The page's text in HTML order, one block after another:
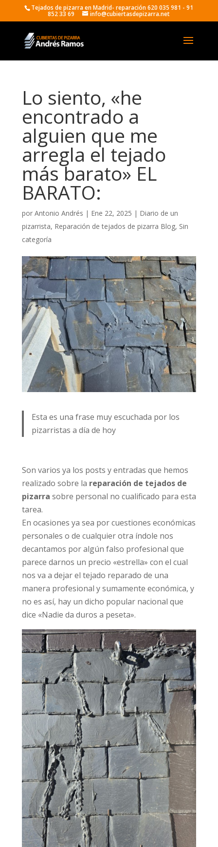
Tejados de pizarra en Madrid- reparación 620 035 981 - 91
852 33 69 info@cubiertasdepizarra.net
Lo siento, «he
encontrado a
alguien que me
arregla el tejado
más barato» EL
BARATO:
por Antonio Andrés | Ene 22, 2025 | Diario de un
pizarrista, Reparación de tejados de pizarra Blog, Sin
categoría
Esta es una frase muy escuchada por los
pizarristas a día de hoy
Son varios ya los posts y entradas que hemos
realizado sobre la reparación de tejados de
pizarra sobre personal no cualificado para esta
tarea.
En ocasiones ya sea por cuestiones económicas
personales o de cualquier otra índole nos
decantamos por algún falso profesional que
parece darnos un precio «estrella» con el cual
nos va a dejar el tejado reparado de una
manera profesional y sumamente económica, y
no es así, hay un dicho popular nacional que
dice «Nadie da duros a peseta».